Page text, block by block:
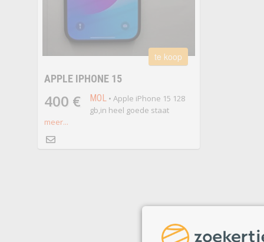
te koop
APPLE IPHONE 15
400 € MOL• Apple iPhone 15 128
gb,in heel goede staat
meer...